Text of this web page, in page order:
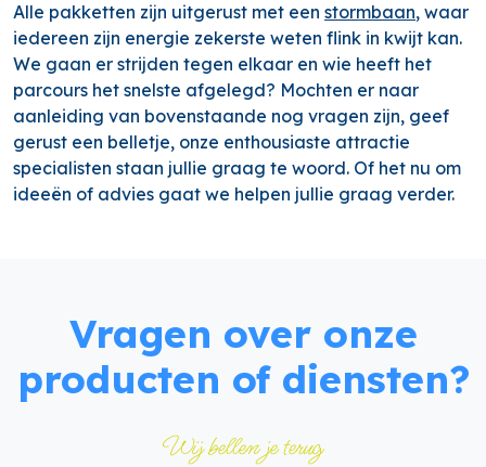
Alle pakketten zijn uitgerust met een stormbaan, waar
iedereen zijn energie zekerste weten flink in kwijt kan.
We gaan er strijden tegen elkaar en wie heeft het
parcours het snelste afgelegd? Mochten er naar
aanleiding van bovenstaande nog vragen zijn, geef
gerust een belletje, onze enthousiaste attractie
specialisten staan jullie graag te woord. Of het nu om
ideeën of advies gaat we helpen jullie graag verder.
Vragen over onze
producten of diensten?
Wij bellen je terug